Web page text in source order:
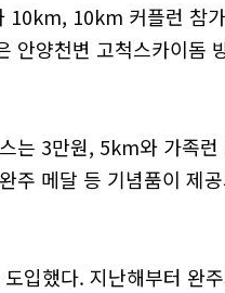
10km, 10km 커플런 참
양천변 고척스카이돔
는 3만원, 5km와 가족런
주 메달 등 기념품이 제
입했다. 지난해부터 완